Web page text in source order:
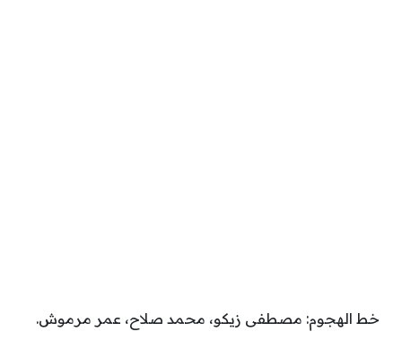
خط الهجوم: مصطفى زيكو، محمد صلاح، عمر مرموش.